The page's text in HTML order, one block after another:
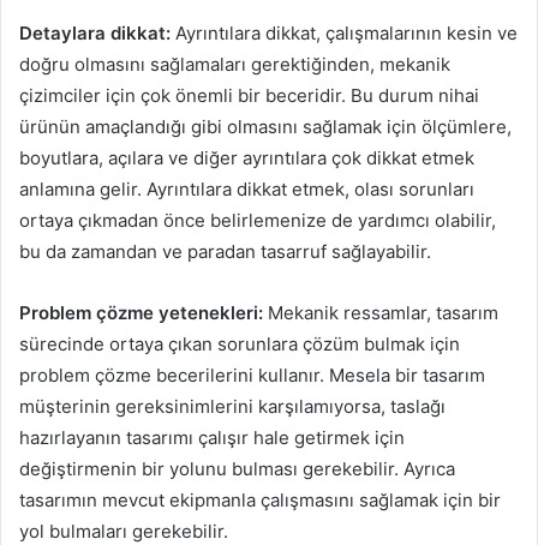
Detaylara dikkat: Ayrıntılara dikkat, çalışmalarının kesin ve
doğru olmasını sağlamaları gerektiğinden, mekanik
çizimciler için çok önemli bir beceridir. Bu durum nihai
ürünün amaçlandığı gibi olmasını sağlamak için ölçümlere,
boyutlara, açılara ve diğer ayrıntılara çok dikkat etmek
anlamına gelir. Ayrıntılara dikkat etmek, olası sorunları
ortaya çıkmadan önce belirlemenize de yardımcı olabilir,
bu da zamandan ve paradan tasarruf sağlayabilir.
Problem çözme yetenekleri: Mekanik ressamlar, tasarım
sürecinde ortaya çıkan sorunlara çözüm bulmak için
problem çözme becerilerini kullanır. Mesela bir tasarım
müşterinin gereksinimlerini karşılamıyorsa, taslağı
hazırlayanın tasarımı çalışır hale getirmek için
değiştirmenin bir yolunu bulması gerekebilir. Ayrıca
tasarımın mevcut ekipmanla çalışmasını sağlamak için bir
yol bulmaları gerekebilir.